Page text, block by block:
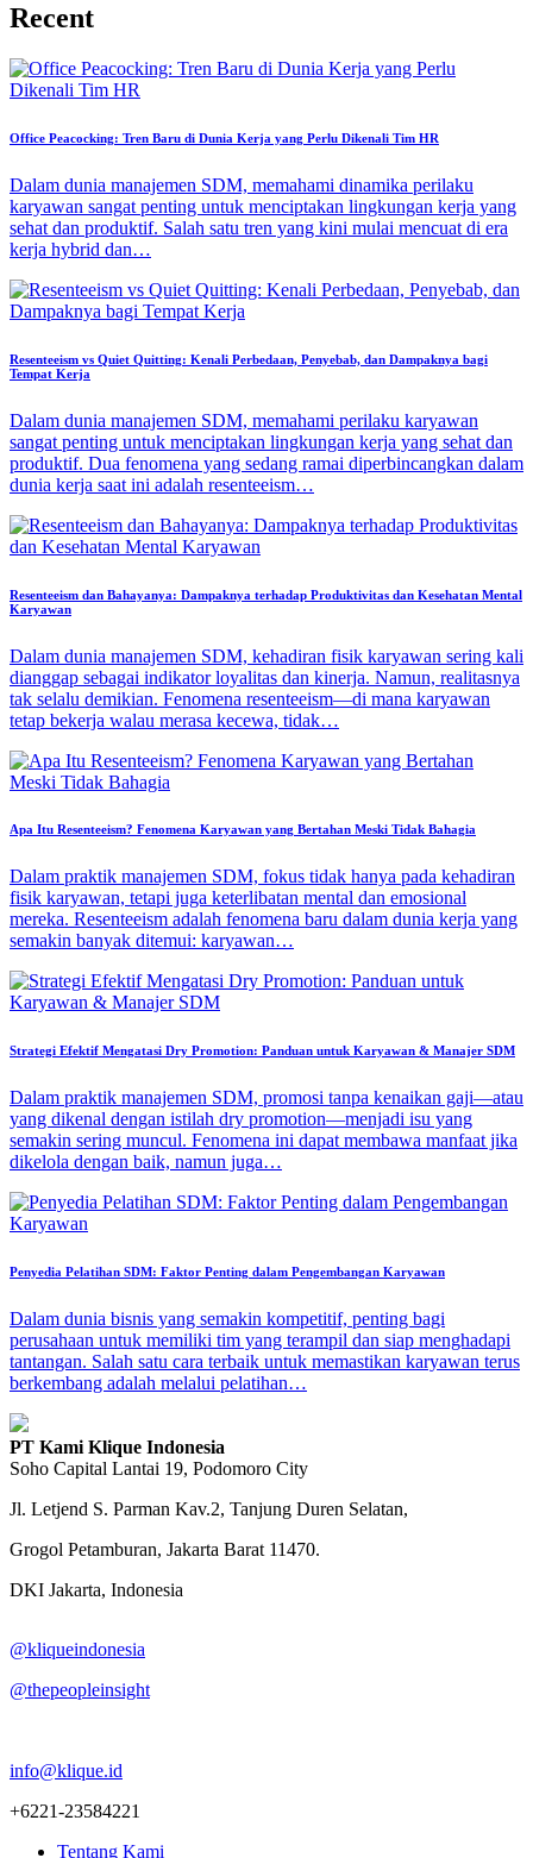
Recent
Office Peacocking: Tren Baru di Dunia Kerja yang Perlu Dikenali Tim HR
Dalam dunia manajemen SDM, memahami dinamika perilaku
karyawan sangat penting untuk menciptakan lingkungan kerja yang
sehat dan produktif. Salah satu tren yang kini mulai mencuat di era
kerja hybrid dan…
Resenteeism vs Quiet Quitting: Kenali Perbedaan, Penyebab, dan Dampaknya bagi
Tempat Kerja
Dalam dunia manajemen SDM, memahami perilaku karyawan
sangat penting untuk menciptakan lingkungan kerja yang sehat dan
produktif. Dua fenomena yang sedang ramai diperbincangkan dalam
dunia kerja saat ini adalah resenteeism…
Resenteeism dan Bahayanya: Dampaknya terhadap Produktivitas dan Kesehatan Mental
Karyawan
Dalam dunia manajemen SDM, kehadiran fisik karyawan sering kali
dianggap sebagai indikator loyalitas dan kinerja. Namun, realitasnya
tak selalu demikian. Fenomena resenteeism—di mana karyawan
tetap bekerja walau merasa kecewa, tidak…
Apa Itu Resenteeism? Fenomena Karyawan yang Bertahan Meski Tidak Bahagia
Dalam praktik manajemen SDM, fokus tidak hanya pada kehadiran
fisik karyawan, tetapi juga keterlibatan mental dan emosional
mereka. Resenteeism adalah fenomena baru dalam dunia kerja yang
semakin banyak ditemui: karyawan…
Strategi Efektif Mengatasi Dry Promotion: Panduan untuk Karyawan & Manajer SDM
Dalam praktik manajemen SDM, promosi tanpa kenaikan gaji—atau
yang dikenal dengan istilah dry promotion—menjadi isu yang
semakin sering muncul. Fenomena ini dapat membawa manfaat jika
dikelola dengan baik, namun juga…
Penyedia Pelatihan SDM: Faktor Penting dalam Pengembangan Karyawan
Dalam dunia bisnis yang semakin kompetitif, penting bagi
perusahaan untuk memiliki tim yang terampil dan siap menghadapi
tantangan. Salah satu cara terbaik untuk memastikan karyawan terus
berkembang adalah melalui pelatihan…
PT Kami Klique Indonesia
Soho Capital Lantai 19, Podomoro City
Jl. Letjend S. Parman Kav.2, Tanjung Duren Selatan,
Grogol Petamburan, Jakarta Barat 11470.
DKI Jakarta, Indonesia
@kliqueindonesia
@thepeopleinsight
info@klique.id
+6221-23584221
Tentang Kami